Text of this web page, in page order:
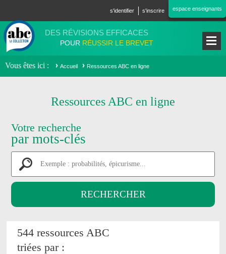
s'identifier s'inscrire espace enseignants
DES RÉVISIONS EFFICACES
POUR RÉUSSIR LE BREVET
Vous êtes ici Accueil Ressources ABC en ligne
Ressources ABC en ligne
Votre recherche
par mots-clés
544 ressources ABC
triées par :